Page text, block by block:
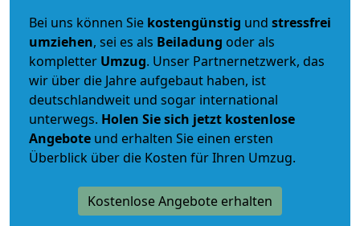
Bei uns können Sie kostengünstig und stressfrei
umziehen, sei es als Beiladung oder als
kompletter Umzug. Unser Partnernetzwerk, das
wir über die Jahre aufgebaut haben, ist
deutschlandweit und sogar international
unterwegs. Holen Sie sich jetzt kostenlose
Angebote und erhalten Sie einen ersten
Überblick über die Kosten für Ihren Umzug.
Kostenlose Angebote erhalten